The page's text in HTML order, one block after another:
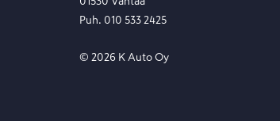
Puh. 010 533 2425
© 2026 K Auto Oy